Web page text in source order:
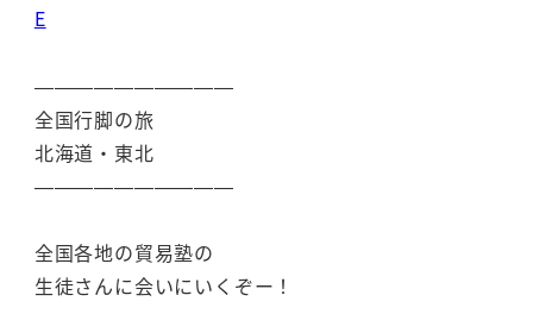
E
——————————
全国行脚の旅
北海道・東北
——————————
全国各地の貿易塾の
生徒さんに会いにいくぞー！